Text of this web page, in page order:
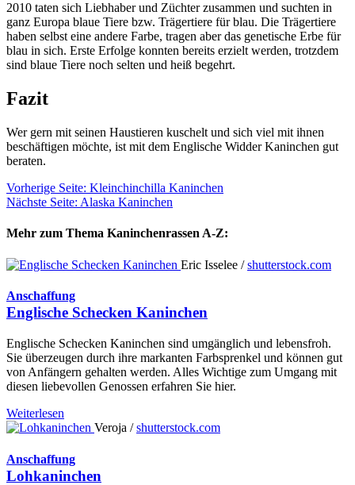
2010 taten sich Liebhaber und Züchter zusammen und suchten in
ganz Europa blaue Tiere bzw. Trägertiere für blau. Die Trägertiere
haben selbst eine andere Farbe, tragen aber das genetische Erbe für
blau in sich. Erste Erfolge konnten bereits erzielt werden, trotzdem
sind blaue Tiere noch selten und heiß begehrt.
Fazit
Wer gern mit seinen Haustieren kuschelt und sich viel mit ihnen
beschäftigen möchte, ist mit dem Englische Widder Kaninchen gut
beraten.
Vorherige Seite: Kleinchinchilla Kaninchen
Nächste Seite: Alaska Kaninchen
Mehr zum Thema Kaninchenrassen A-Z:
Eric Isselee /shutterstock.com
Anschaffung
Englische Schecken Kaninchen
Englische Schecken Kaninchen sind umgänglich und lebensfroh.
Sie überzeugen durch ihre markanten Farbsprenkel und können gut
von Anfängern gehalten werden. Alles Wichtige zum Umgang mit
diesen liebevollen Genossen erfahren Sie hier.
Weiterlesen
Veroja /shutterstock.com
Anschaffung
Lohkaninchen